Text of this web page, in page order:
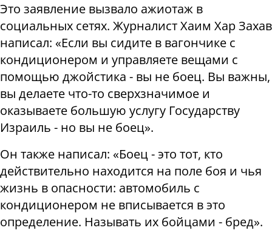
Это заявление вызвало ажиотаж в
социальных сетях. Журналист Хаим Хар Захав
написал: «Если вы сидите в вагончике с
кондиционером и управляете вещами с
помощью джойстика - вы не боец. Вы важны,
вы делаете что-то сверхзначимое и
оказываете большую услугу Государству
Израиль - но вы не боец».
Он также написал: «Боец - это тот, кто
действительно находится на поле боя и чья
жизнь в опасности: автомобиль с
кондиционером не вписывается в это
определение. Называть их бойцами - бред».